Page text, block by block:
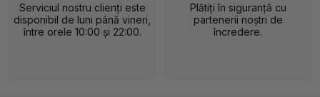
Serviciul nostru clienți este
disponibil de luni până vineri,
între orele 10:00 și 22:00.
Plătiți în siguranță cu
partenerii noștri de
încredere.